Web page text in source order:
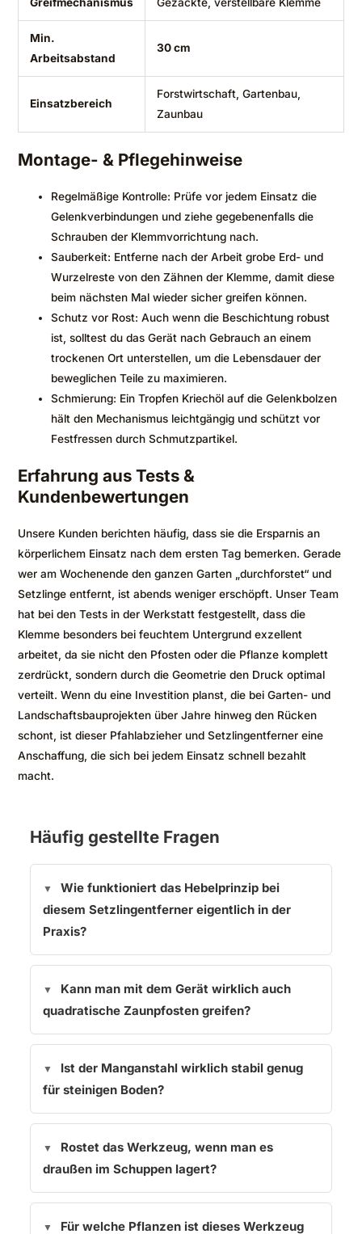
Greifmechanismus Gezackte, verstellbare Klemme
Min.
Arbeitsabstand
30 cm
Einsatzbereich
Forstwirtschaft, Gartenbau,
Zaunbau
Montage- & Pflegehinweise
Regelmäßige Kontrolle: Prüfe vor jedem Einsatz die
Gelenkverbindungen und ziehe gegebenenfalls die
Schrauben der Klemmvorrichtung nach.
Sauberkeit: Entferne nach der Arbeit grobe Erd- und
Wurzelreste von den Zähnen der Klemme, damit diese
beim nächsten Mal wieder sicher greifen können.
Schutz vor Rost: Auch wenn die Beschichtung robust
ist, solltest du das Gerät nach Gebrauch an einem
trockenen Ort unterstellen, um die Lebensdauer der
beweglichen Teile zu maximieren.
Schmierung: Ein Tropfen Kriechöl auf die Gelenkbolzen
hält den Mechanismus leichtgängig und schützt vor
Festfressen durch Schmutzpartikel.
Erfahrung aus Tests &
Kundenbewertungen
Unsere Kunden berichten häufig, dass sie die Ersparnis an
körperlichem Einsatz nach dem ersten Tag bemerken. Gerade
wer am Wochenende den ganzen Garten „durchforstet“ und
Setzlinge entfernt, ist abends weniger erschöpft. Unser Team
hat bei den Tests in der Werkstatt festgestellt, dass die
Klemme besonders bei feuchtem Untergrund exzellent
arbeitet, da sie nicht den Pfosten oder die Pflanze komplett
zerdrückt, sondern durch die Geometrie den Druck optimal
verteilt. Wenn du eine Investition planst, die bei Garten- und
Landschaftsbauprojekten über Jahre hinweg den Rücken
schont, ist dieser Pfahlabzieher und Setzlingentferner eine
Anschaffung, die sich bei jedem Einsatz schnell bezahlt
macht.
Häufig gestellte Fragen
Wie funktioniert das Hebelprinzip bei
diesem Setzlingentferner eigentlich in der
Praxis?
Kann man mit dem Gerät wirklich auch
quadratische Zaunpfosten greifen?
Ist der Manganstahl wirklich stabil genug
für steinigen Boden?
Rostet das Werkzeug, wenn man es
draußen im Schuppen lagert?
Für welche Pflanzen ist dieses Werkzeug